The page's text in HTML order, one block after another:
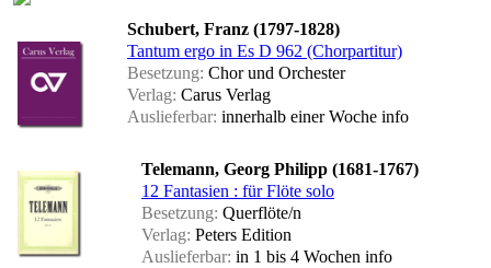
Schubert, Franz (1797-1828)
Tantum ergo in Es D 962 (Chorpartitur)
Besetzung: Chor und Orchester
Verlag: Carus Verlag
Auslieferbar: innerhalb einer Woche info
Telemann, Georg Philipp (1681-1767)
12 Fantasien : für Flöte solo
Besetzung: Querflöte/n
Verlag: Peters Edition
Auslieferbar: in 1 bis 4 Wochen info